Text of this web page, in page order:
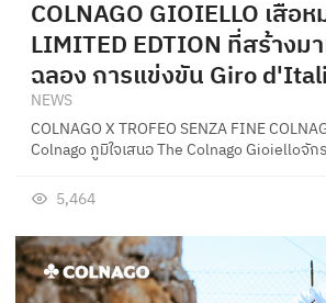
COLNAGO GIOIELLO เสือ
LIMITED EDTION ที่สร้างม
ฉลอง การแข่งขัน Giro
NEWS
COLNAGO X TROFEO SENZA FINE
Colnago ภูมิใจเสนอ The Colnago Gioielloจั
5,464